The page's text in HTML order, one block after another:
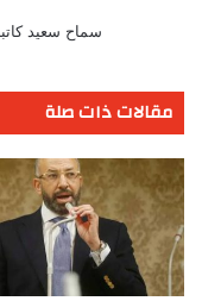
سماح سعيد
مقالات ذات صلة